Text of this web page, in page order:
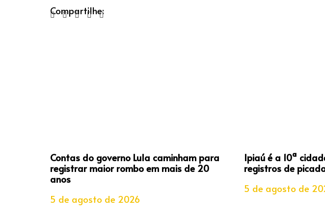
Compartilhe:
Contas do governo Lula caminham para
registrar maior rombo em mais de 20
anos
5 de agosto de 2026
Ipiaú é a 10ª
registros de
5 de agosto de